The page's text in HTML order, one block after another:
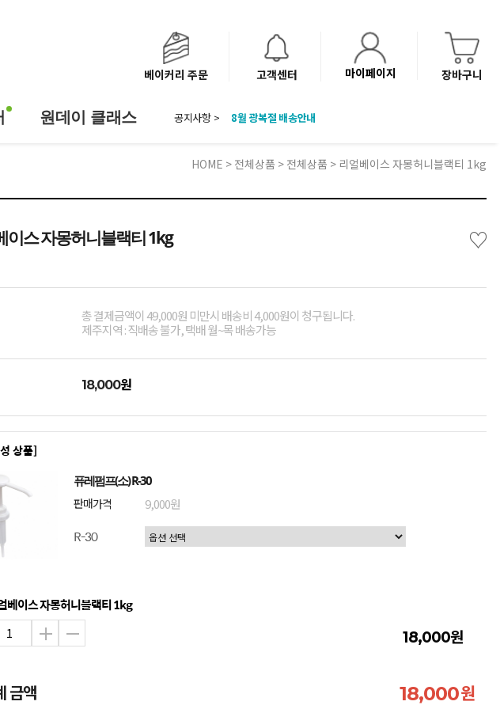
베이커리 주문 고객센터 마이페이지 장바구니
원데이 클래스 공지사항 >
'NEW 바이브믹스 or 바리스타시럽 1종' 체험단 발표
HOME > 전체상품 > 전체상품 > 리얼베이스 자몽허니블랙티 1kg
이스 자몽허니블랙티 1kg ♡
총 결제금액이 49,000원 미만시 배송비 4,000원이 청구됩니다.
제주지역 : 직배송 불가, 택배 월~목 배송가능
18,000원
상품]
퓨레펌프(소) R-30
판매가격
9,000원
R-30
베이스 자몽허니블랙티 1kg
18,000원
금액 18,000원